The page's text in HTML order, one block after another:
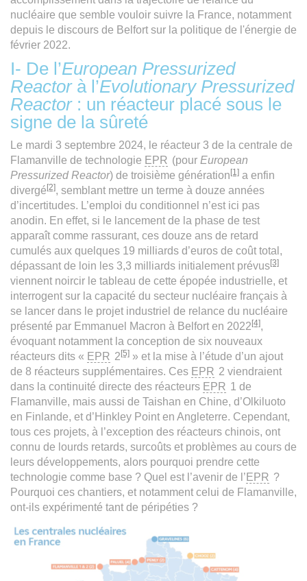
nucléaire que semble vouloir suivre la France, notamment
depuis le discours de Belfort sur la politique de l'énergie de
février 2022.
I- De l’European Pressurized
Reactor à l’Evolutionary Pressurized
Reactor: un réacteur placé sous le
signe de la sûreté
Le mardi 3 septembre 2024, le réacteur 3 de la centrale de
Flamanville de technologie EPR (pour European
Pressurized Reactor) de troisième génération[1] a enfin
divergé[2], semblant mettre un terme à douze années
d’incertitudes. L’emploi du conditionnel n’est ici pas
anodin. En effet, si le lancement de la phase de test
apparaît comme rassurant, ces douze ans de retard
cumulés aux quelques 19 milliards d’euros de coût total,
dépassant de loin les 3,3 milliards initialement prévus[3]
viennent noircir le tableau de cette épopée industrielle, et
interrogent sur la capacité du secteur nucléaire français à
se lancer dans le projet industriel de relance du nucléaire
présenté par Emmanuel Macron à Belfort en 2022[4],
évoquant notamment la conception de six nouveaux
réacteurs dits « EPR 2[5]» et la mise à l’étude d’un ajout
de 8 réacteurs supplémentaires. Ces EPR 2 viendraient
dans la continuité directe des réacteurs EPR 1 de
Flamanville, mais aussi de Taishan en Chine, d’Olkiluoto
en Finlande, et d’Hinkley Point en Angleterre. Cependant,
tous ces projets, à l’exception des réacteurs chinois, ont
connu de lourds retards, surcoûts et problèmes au cours de
leurs développements, alors pourquoi prendre cette
technologie comme base ? Quel est l’avenir de l’ EPR ?
Pourquoi ces chantiers, et notamment celui de Flamanville,
ont-ils expérimenté tant de péripéties ?